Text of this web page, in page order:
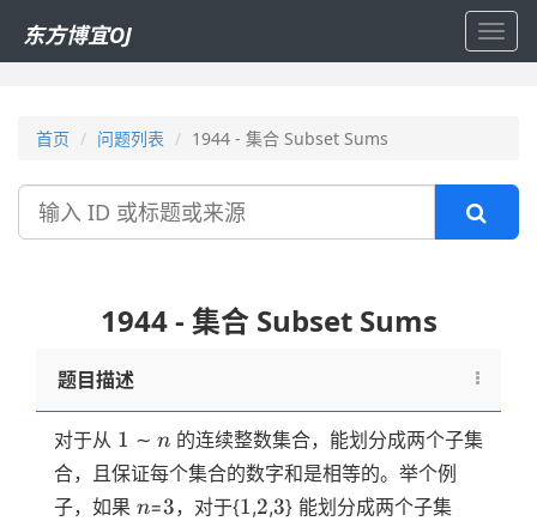
东方博宜OJ
首页 问题列表 1944 - 集合 Subset Sums
搜
1944 - 集合 Subset Sums
题目描述
对于从 1
1 ∼ n
n 的连续整数集合，能划分成两个子集
合，且保证每个集合的数字和是相等的。举个例
子，如果 n
n=3
3，对于{1
1,2
2,3
3} 能划分成两个子集